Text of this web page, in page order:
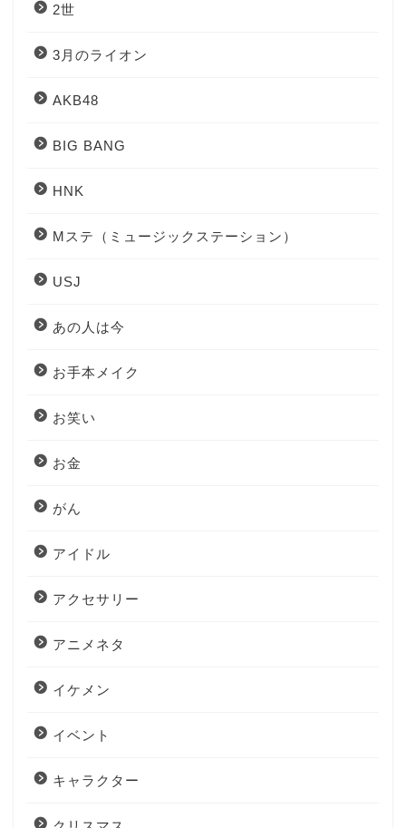
2世
3月のライオン
AKB48
BIG BANG
HNK
Mステ（ミュージックステーション）
USJ
あの人は今
お手本メイク
お笑い
お金
がん
アイドル
アクセサリー
アニメネタ
イケメン
イベント
キャラクター